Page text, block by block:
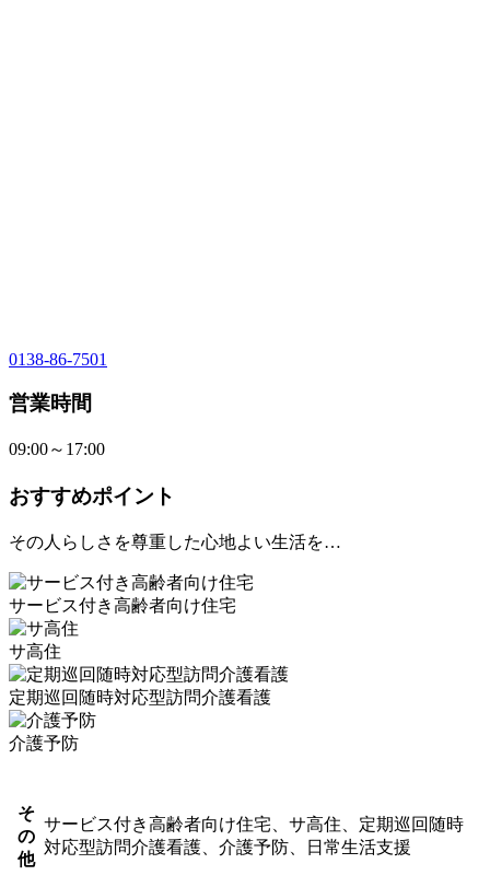
0138-86-7501
営業時間
09:00～17:00
おすすめポイント
その人らしさを尊重した心地よい生活を…
サービス付き高齢者向け住宅
サ高住
定期巡回随時対応型訪問介護看護
介護予防
そ
の
他
サービス付き高齢者向け住宅、サ高住、定期巡回随時
対応型訪問介護看護、介護予防、日常生活支援